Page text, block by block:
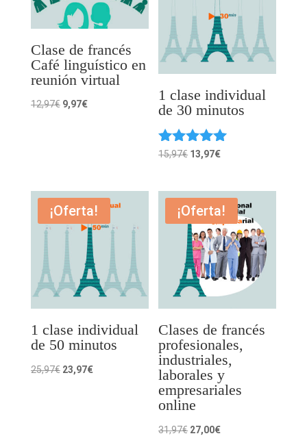
Clase de francés
Café linguístico en
reunión virtual
12,97€ El
9,97€El
1 clase individual
de 30 minutos
Valorado
de 5
15,97€ El
original
era:
15,97€.
13,97€El
actual
es:
13,97€.
¡Oferta!
1 clase individual
de 50 minutos
25,97€ El
23,97€El
¡Oferta!
Clases de francés
profesionales,
industriales,
laborales y
empresariales
online
31,97€ El
27,00€El